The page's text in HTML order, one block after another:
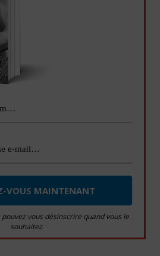
pouvez vous désinscrire quand vous le
souhaitez.